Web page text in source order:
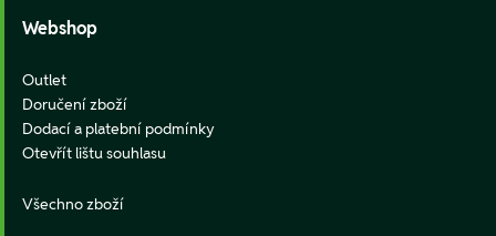
Webshop
Outlet
Doručení zboží
Dodací a platební podmínky
Otevřít lištu souhlasu
Všechno zboží